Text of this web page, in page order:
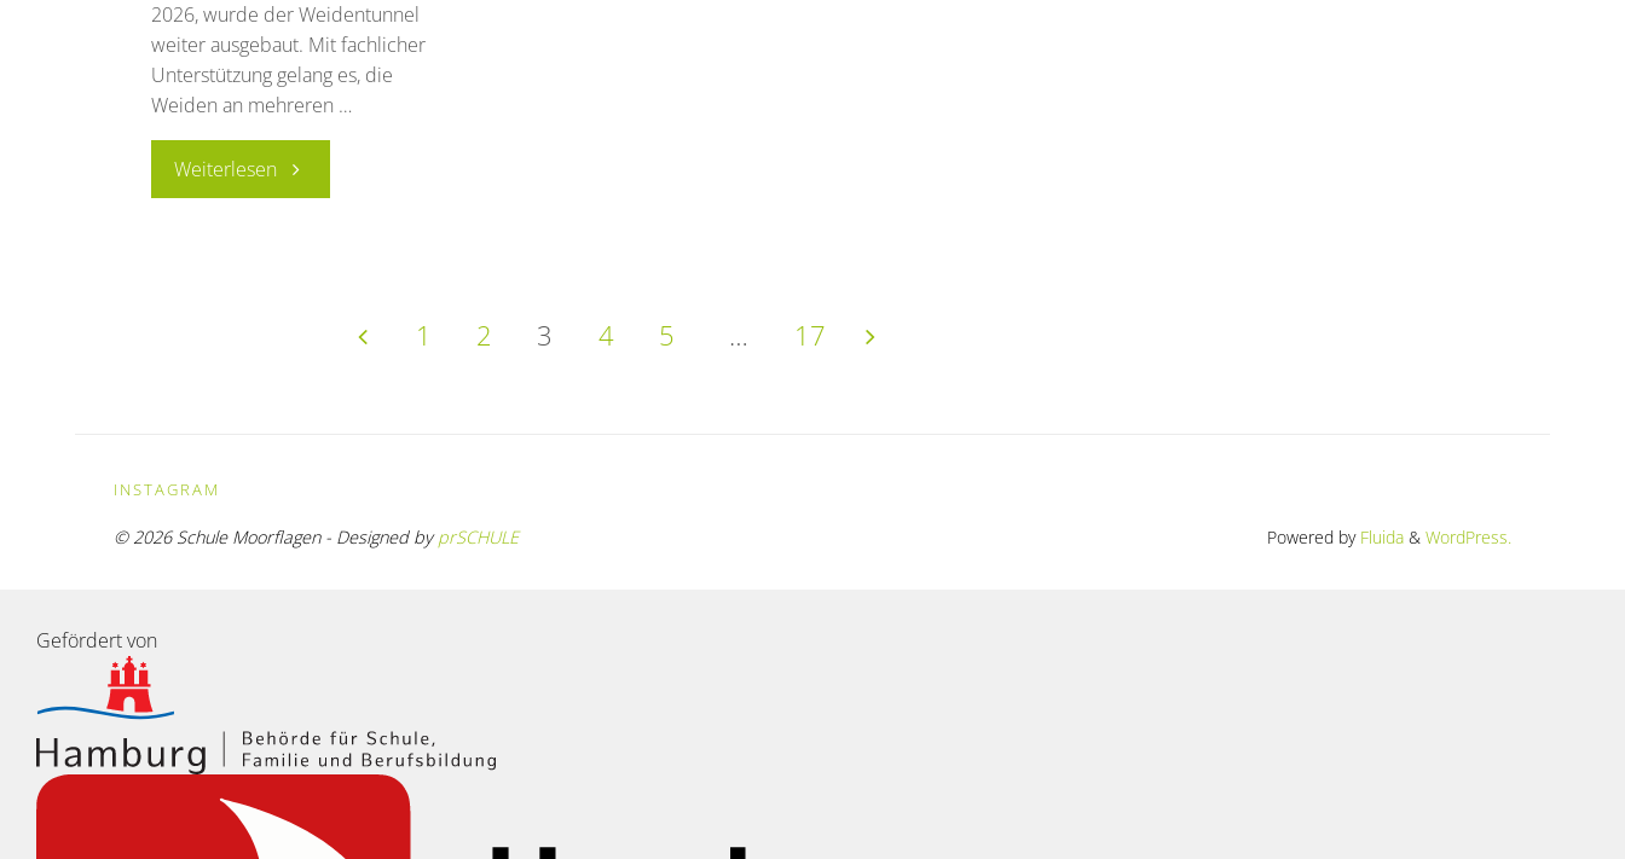
2026, wurde der Weidentunnel
weiter ausgebaut. Mit fachlicher
Unterstützung gelang es, die
Weiden an mehreren …
Weiterlesen"Arbeiten
Weidentunnel"
Beiträge
1 2 3 4 5 … 17
INSTAGRAM
© 2026 Schule Moorflagen - Designed byprSCHULE Powered byFluida & WordPress.
Gefördert von